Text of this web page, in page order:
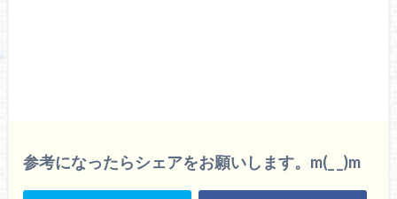
参考になったらシェアをお願いします。m(_ _)m